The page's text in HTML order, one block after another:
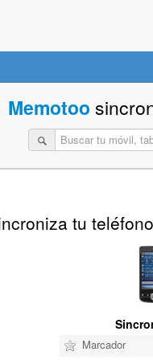
Memotoo
tu teléfono
Marcador